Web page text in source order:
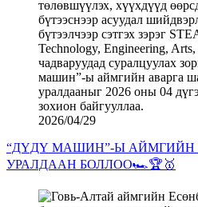
2026/04/29
“ДҮДҮ МАШИН”-Ы АЙМГИЙН
УРАЛДААН БОЛЛОО🏎️🏆🥇